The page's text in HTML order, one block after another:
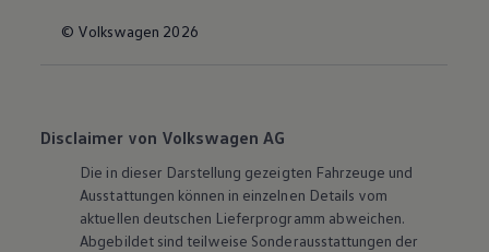
© Volkswagen 2026
Disclaimer von Volkswagen AG
Die in dieser Darstellung gezeigten Fahrzeuge und
Ausstattungen können in einzelnen Details vom
aktuellen deutschen Lieferprogramm abweichen.
Abgebildet sind teilweise Sonderausstattungen der